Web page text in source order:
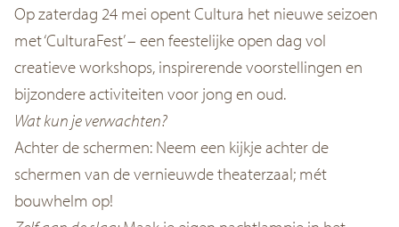
Op zaterdag 24 mei opent Cultura het nieuwe seizoen
met ‘CulturaFest’ – een feestelijke open dag vol
creatieve workshops, inspirerende voorstellingen en
bijzondere activiteiten voor jong en oud.
Wat kun je verwachten?
Achter de schermen: Neem een kijkje achter de
schermen van de vernieuwde theaterzaal; mét
bouwhelm op!